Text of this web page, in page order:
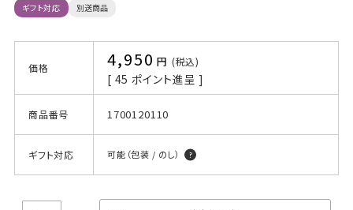
ギフト対応 別送商品
価格 4,950 税込
[ 45 ポイント進呈 ]
商品番号 1700120110
ギフト対応 可能（包装 / のし）